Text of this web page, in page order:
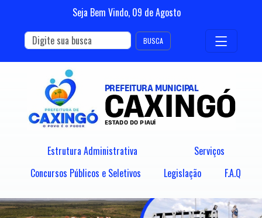
Seja Bem Vindo, 09 deAgosto
BUSCA
Estrutura Administrativa
Serviços
Concursos Públicos e Seletivos
Legislação F.A.Q